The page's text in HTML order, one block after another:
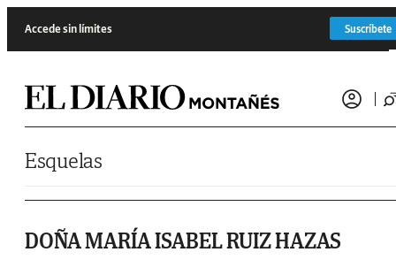
Accede sin límites Suscríbete
Esquelas
DOÑA MARÍA ISABEL RUIZ HAZAS